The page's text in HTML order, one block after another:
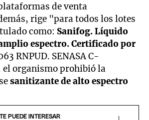
de venta
rige "para todos los lotes
como: Sanifog. Líquido
espectro. Certificado por
RNPUD. SENASA C-
el organismo prohibió la
sanitizante de alto espectro
TE PUEDE INTERESAR